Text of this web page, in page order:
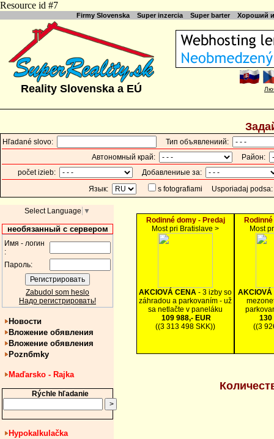
Resource id #7
Firmy Slovenska Super inzercia Super barter Хороший
Reality Slovenska a EÚ
Hľadané slovo:
Тип объявлениий:
Автономный край:
Район:
počet izieb:
Добавлениые за:
Язык:
s fotografiami Usporiadaj podѕa:
Select Language ▼
необязанный с сервером
Имя - логин
:
Пароль:
Zabudol som heslo
Надо регистрировать!
Новости
Вложение обявления
Вложение обявления
Poznбmky
Maďarsko - Rajka
Rýchle hľadanie
Hypokalkulačka
Rodinné domy - Predaj
Most pri Bratislave >
AKCIOVÁ CENA - 3 izby so
záhradou a parkovaním - už
sa netlačte v paneláku
109 988,- EUR
((3 313 498 SKK))
Most
130
((3